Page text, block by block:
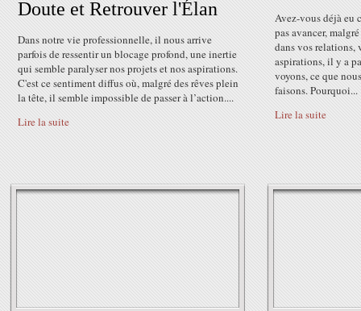
Doute et Retrouver l'Élan
Dans notre vie professionnelle, il nous arrive
parfois de ressentir un blocage profond, une inertie
qui semble paralyser nos projets et nos aspirations.
C'est ce sentiment diffus où, malgré des rêves plein
la tête, il semble impossible de passer à l’action....
Lire la suite
Avez-vous déjà eu
pas avancer,
dans vos relations,
aspirations, il y a
voyons, ce que
faisons. Pourquoi...
Lire la suite